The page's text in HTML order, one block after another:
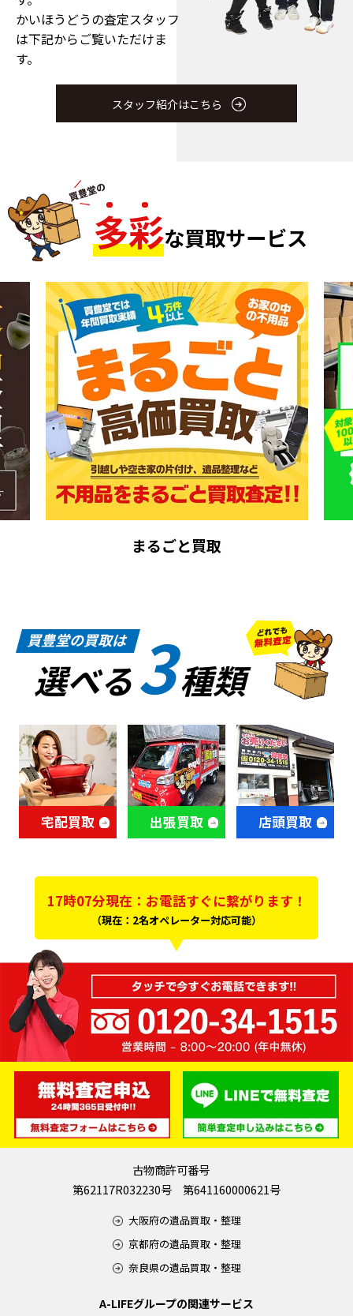
かいほうどうの査定スタッフ
は下記からご覧いただけま
す。
スタッフ紹介はこちら
多彩な買取サービス
まるごと買取
買豊堂の買取は
選べる3種類
宅配買取 出張買取 店頭買取
17時07分現在：お電話すぐに繋がります！
（現在：2名オペレーター対応可能）
古物商許可番号
第62117R032230号 第641160000621号
大阪府の遺品買取・整理
京都府の遺品買取・整理
奈良県の遺品買取・整理
A-LIFEグループの関連サービス